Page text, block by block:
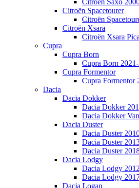
Citroën Saxo
Citroën Spacetourer
Citroën
Citroën Xsara
Citroën Xsara
Cupra
Cupra Born
Cupra Born 2021-
Cupra Formentor
Cupra Formentor
Dacia
Dacia Dokker
Dacia Dokker
Dacia Dokker
Dacia Duster
Dacia Duster
Dacia Duster
Dacia Duster
Dacia Lodgy
Dacia Lodgy
Dacia Lodgy
Dacia Logan